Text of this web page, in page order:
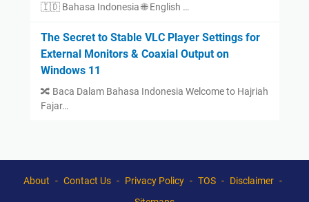
🇮🇩 Bahasa Indonesia 🌐 English …
The Secret to Stable VLC Player Settings for
External Monitors & Coaxial Output on
Windows 11
🔀 Baca Dalam Bahasa Indonesia Welcome to Hajriah
Fajar…
About Contact Us Privacy Policy TOS
Disclaimer